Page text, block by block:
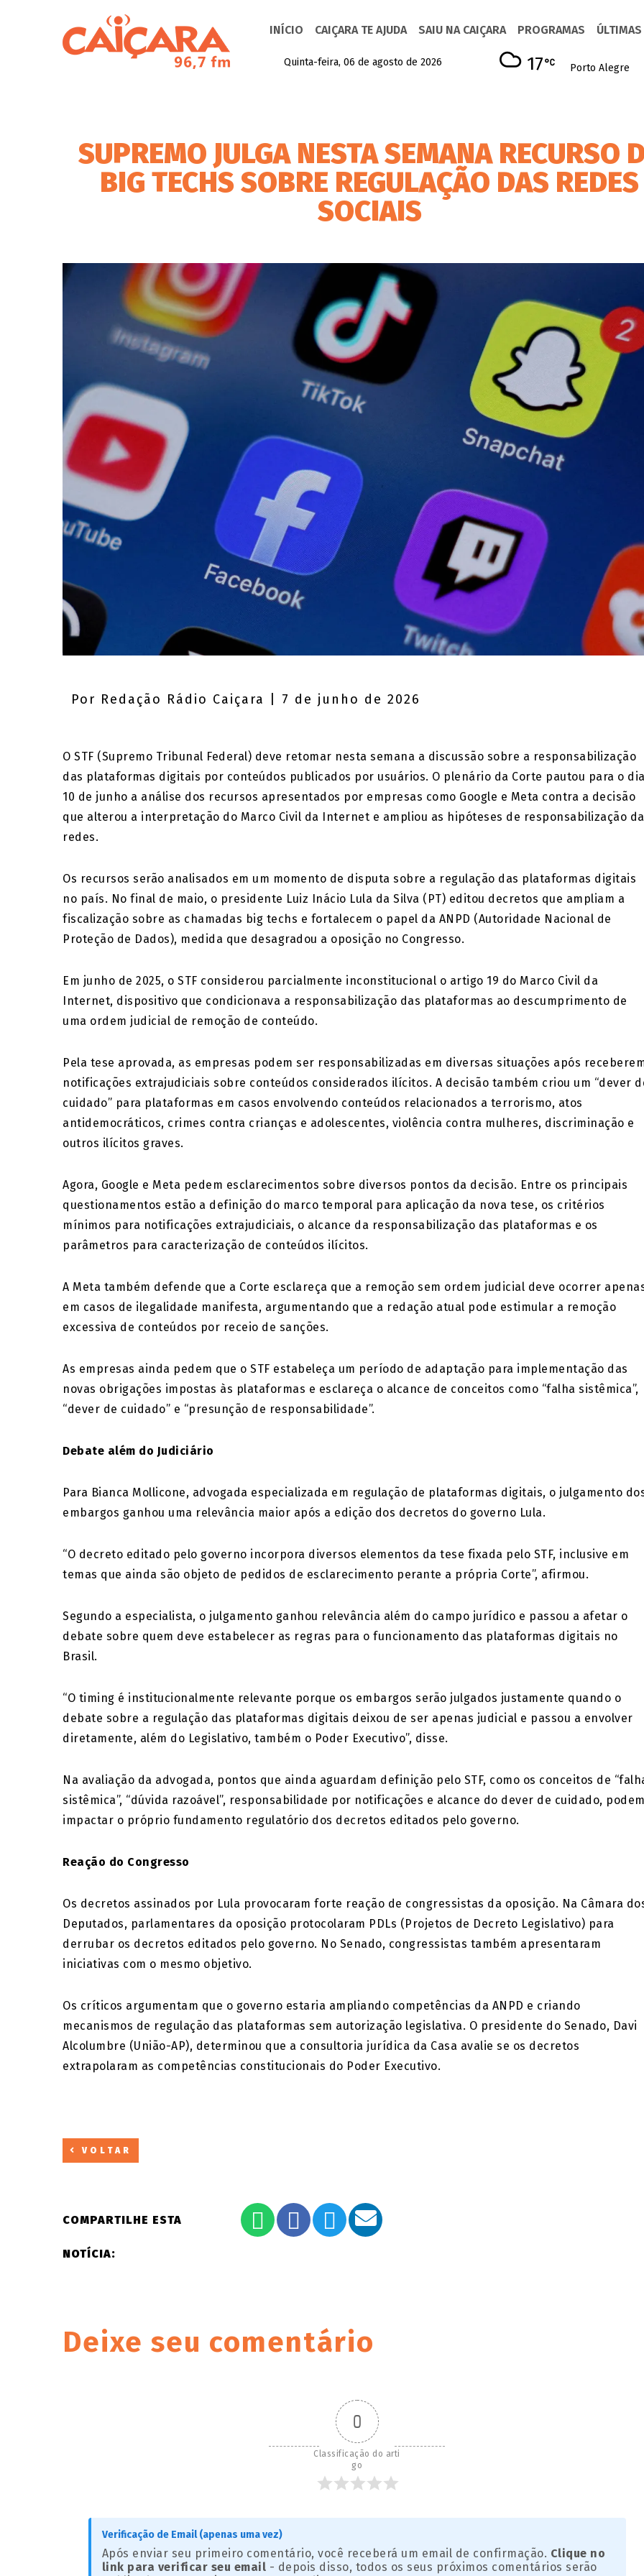
INÍCIO CAIÇARA TE AJUDA SAIU NA CAIÇARA PROGRAMAS
Quinta-feira, 06 de agosto de 2026 Porto Alegre
17
SUPREMO JULGA NESTA SEMANA RECURSO
BIG TECHS SOBRE REGULAÇÃO DAS REDES
SOCIAIS
Por Redação Rádio Caiçara | 7 de junho de 2026
O STF (Supremo Tribunal Federal) deve retomar nesta semana a discussão sobre a responsabilização
das plataformas digitais por conteúdos publicados por usuários. O plenário da Corte pautou para o dia
10 de junho a análise dos recursos apresentados por empresas como Google e Meta contra a decisão
que alterou a interpretação do Marco Civil da Internet e ampliou as hipóteses de responsabilização
redes.
Os recursos serão analisados em um momento de disputa sobre a regulação das plataformas digitais
no país. No final de maio, o presidente Luiz Inácio Lula da Silva (PT) editou decretos que ampliam a
fiscalização sobre as chamadas big techs e fortalecem o papel da ANPD (Autoridade Nacional de
Proteção de Dados), medida que desagradou a oposição no Congresso.
Em junho de 2025, o STF considerou parcialmente inconstitucional o artigo 19 do Marco Civil da
Internet, dispositivo que condicionava a responsabilização das plataformas ao descumprimento de
uma ordem judicial de remoção de conteúdo.
Pela tese aprovada, as empresas podem ser responsabilizadas em diversas situações após
notificações extrajudiciais sobre conteúdos considerados ilícitos. A decisão também criou um “dever
cuidado” para plataformas em casos envolvendo conteúdos relacionados a terrorismo, atos
antidemocráticos, crimes contra crianças e adolescentes, violência contra mulheres, discriminação e
outros ilícitos graves.
Agora, Google e Meta pedem esclarecimentos sobre diversos pontos da decisão. Entre os principais
questionamentos estão a definição do marco temporal para aplicação da nova tese, os critérios
mínimos para notificações extrajudiciais, o alcance da responsabilização das plataformas e os
parâmetros para caracterização de conteúdos ilícitos.
A Meta também defende que a Corte esclareça que a remoção sem ordem judicial deve ocorrer
em casos de ilegalidade manifesta, argumentando que a redação atual pode estimular a remoção
excessiva de conteúdos por receio de sanções.
As empresas ainda pedem que o STF estabeleça um período de adaptação para implementação das
novas obrigações impostas às plataformas e esclareça o alcance de conceitos como “falha sistêmica”,
“dever de cuidado” e “presunção de responsabilidade”.
Debate além do Judiciário
Para Bianca Mollicone, advogada especializada em regulação de plataformas digitais, o julgamento
embargos ganhou uma relevância maior após a edição dos decretos do governo Lula.
“O decreto editado pelo governo incorpora diversos elementos da tese fixada pelo STF, inclusive em
temas que ainda são objeto de pedidos de esclarecimento perante a própria Corte”, afirmou.
Segundo a especialista, o julgamento ganhou relevância além do campo jurídico e passou a afetar o
debate sobre quem deve estabelecer as regras para o funcionamento das plataformas digitais no
Brasil.
“O timing é institucionalmente relevante porque os embargos serão julgados justamente quando o
debate sobre a regulação das plataformas digitais deixou de ser apenas judicial e passou a envolver
diretamente, além do Legislativo, também o Poder Executivo”, disse.
Na avaliação da advogada, pontos que ainda aguardam definição pelo STF, como os conceitos de
sistêmica”, “dúvida razoável”, responsabilidade por notificações e alcance do dever de cuidado, podem
impactar o próprio fundamento regulatório dos decretos editados pelo governo.
Reação do Congresso
Os decretos assinados por Lula provocaram forte reação de congressistas da oposição. Na Câmara
Deputados, parlamentares da oposição protocolaram PDLs (Projetos de Decreto Legislativo) para
derrubar os decretos editados pelo governo. No Senado, congressistas também apresentaram
iniciativas com o mesmo objetivo.
Os críticos argumentam que o governo estaria ampliando competências da ANPD e criando
mecanismos de regulação das plataformas sem autorização legislativa. O presidente do Senado, Davi
Alcolumbre (União-AP), determinou que a consultoria jurídica da Casa avalie se os decretos
extrapolaram as competências constitucionais do Poder Executivo.
VOLTAR
COMPARTILHE ESTA
NOTÍCIA:
Deixe seu comentário
0
Classificação do arti
go
Verificação de Email (apenas uma vez)
Após enviar seu primeiro comentário, você receberá um email de confirmação. Clique no
link para verificar seu email - depois disso, todos os seus próximos comentários serão